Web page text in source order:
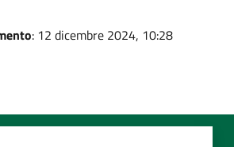
: 12 dicembre 2024, 10:28